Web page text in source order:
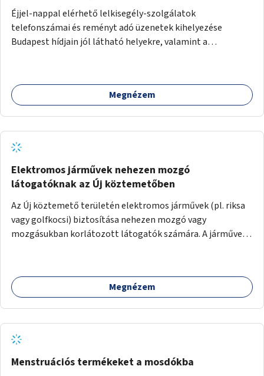
Éjjel-nappal elérhető lelkisegély-szolgálatok
telefonszámai és reményt adó üzenetek kihelyezése
Budapest hídjain jól látható helyekre, valamint a
fogadására.
Megnézem
Elektromos járművek nehezen mozgó
látogatóknak az Új köztemetőben
Az Új köztemető területén elektromos járművek (pl. riksa
vagy golfkocsi) biztosítása nehezen mozgó vagy
mozgásukban korlátozott látogatók számára. A járművek
Megnézem
Menstruációs termékeket a mosdókba